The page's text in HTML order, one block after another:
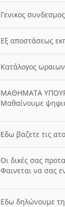
Γενικος
Εξ αποστάσεως
Κατάλογος
ΜΑΘΗΜΑΤΑ
Μαθαίνουμε
Εδω βαζετε τις
Οι δικές σας
Φαινεται να σας
Εδω δηλώνουμε